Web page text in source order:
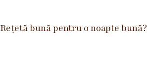
Rețetă bună pentru o noapte